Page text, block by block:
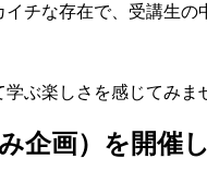
チな存在で、受講生の
ぶ楽しさを感じてみま
企画）を開催